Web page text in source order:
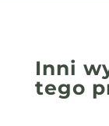
Inni
tego